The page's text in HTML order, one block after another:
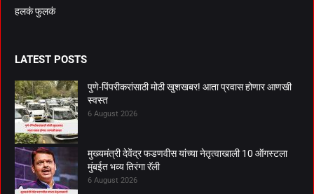
हलकं फुलकं
LATEST POSTS
पुणे-पिंपरीकरांसाठी मोठी खुशखबर! आता प्रवास होणार आणखी
स्वस्त
6 August 2026
मुख्यमंत्री देवेंद्र फडणवीस यांच्या नेतृत्वाखाली 10 ऑगस्टला
मुंबईत भव्य तिरंगा रॅली
6 August 2026